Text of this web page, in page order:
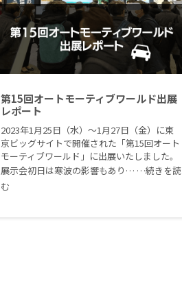
第15回オートモーティブワールド出展
レポート
2023年1月25日（水）〜1月27日（金）に東
京ビッグサイトで開催された「第15回オート
モーティブワールド」に出展いたしました。
展示会初日は寒波の影響もあり… …続きを読
む